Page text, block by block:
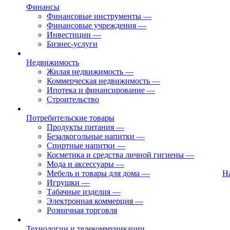
Финансы
Финансовые инструменты —
Финансовые учреждения —
Инвестиции —
Бизнес-услуги
Недвижимость
Жилая недвижимость —
Коммерческая недвижимость —
Ипотека и финансирование —
Строительство
Потребительские товары
Продукты питания —
Безалкогольные напитки —
Спиртные напитки —
Косметика и средства личной гигиены —
Мода и аксессуары —
Мебель и товары для дома —
Игрушки —
Табачные изделия —
Электронная коммерция —
Розничная торговля